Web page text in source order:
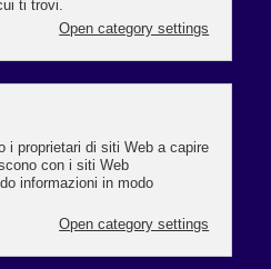
dei giorni di riposo, delle
di un orario standard per
o precaricata da chi elabora il
all'inserimento delle sole
delle variabili di
una facile e intuitiva